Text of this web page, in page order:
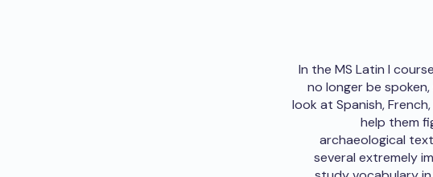
In the MS Latin I
no longer be
look at Spanish,
help them
archaeological
several extremely